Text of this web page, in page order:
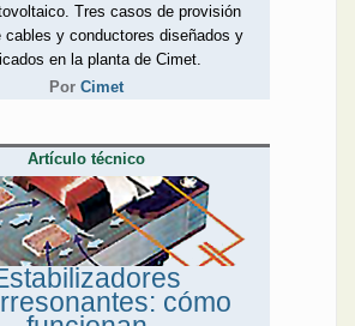
Tres casos de provisión
cables y conductores diseñados y
en la planta de Cimet.
Por Cimet
Artículo técnico
cómo